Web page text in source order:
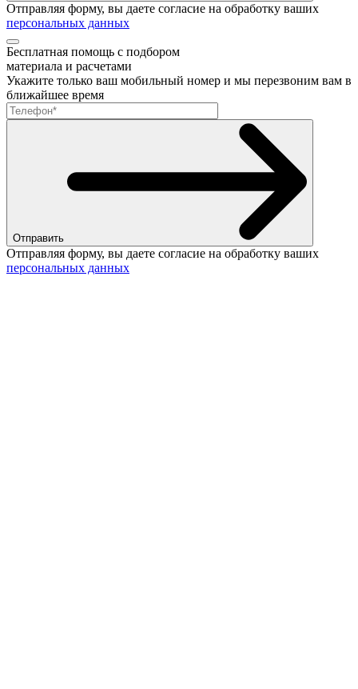
Отправляя форму, вы даете согласие на обработку ваших
персональных данных
Бесплатная помощь с подбором
материала и расчетами
Укажите только ваш мобильный номер и мы перезвоним вам в
ближайшее время
Отправить
Отправляя форму, вы даете согласие на обработку ваших
персональных данных